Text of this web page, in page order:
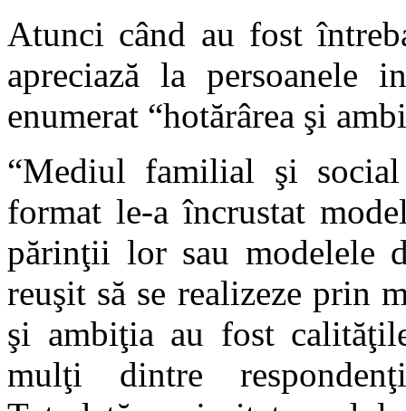
Atunci când au fost
apreciază la persoanele
enumerat “hotărârea şi
“Mediul familial şi
format le-a încrustat
părinţii lor sau modelele
reuşit să se realizeze prin
şi ambiţia au fost
mulţi dintre